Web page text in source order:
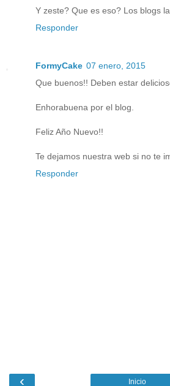
Y zeste? Que es eso? Los blogs
Responder
FormyCake 07 enero, 2015
Que buenos!! Deben estar
Enhorabuena por el blog.
Feliz Año Nuevo!!
Te dejamos nuestra web si no te
Responder
‹ Inicio